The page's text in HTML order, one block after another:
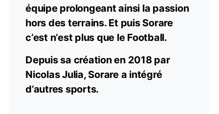
équipe prolongeant ainsi la passion
hors des terrains. Et puis Sorare
c’est n’est plus que le Football.
Depuis sa création en 2018 par
Nicolas Julia, Sorare a intégré
d’autres sports.